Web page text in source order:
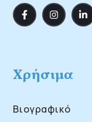
Χρήσιμα
Βιογραφικό